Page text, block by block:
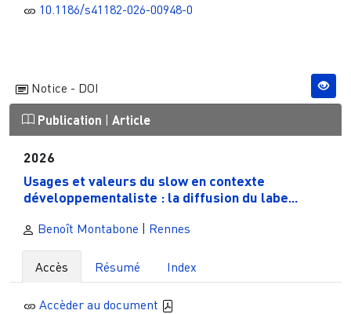
10.1186/s41182-026-00948-0
Notice - DOI
Publication | Article
2026
Usages et valeurs du slow en contexte
développementaliste : la diffusion du labe...
Benoît Montabone | Rennes
Accès Résumé Index
Accèder au document